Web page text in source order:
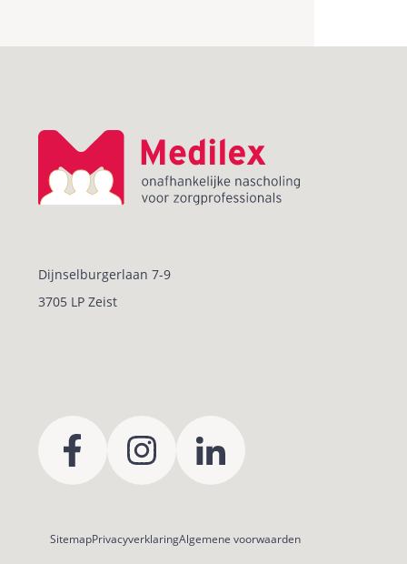
Dijnselburgerlaan 7-9
3705 LP Zeist
SitemapPrivacyverklaringAlgemene voorwaarden